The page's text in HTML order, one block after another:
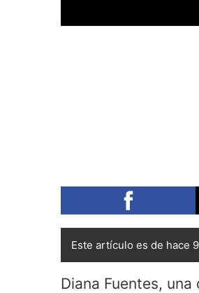
Este artículo es de hace
Diana Fuentes,